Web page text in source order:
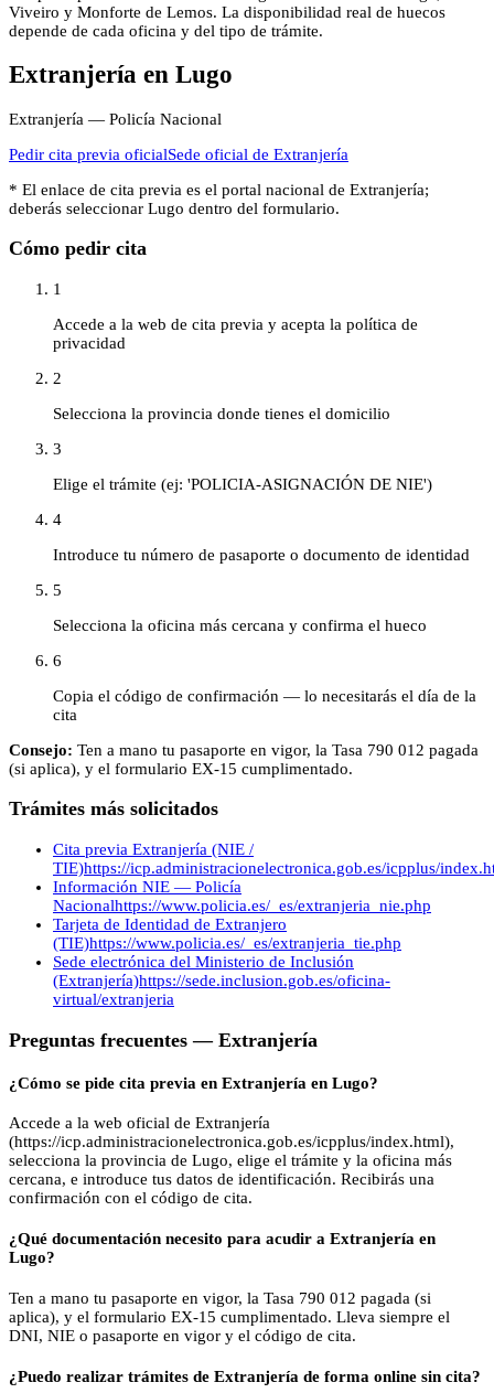
Viveiro y Monforte de Lemos. La disponibilidad real de huecos
depende de cada oficina y del tipo de trámite.
Extranjería en Lugo
Extranjería — Policía Nacional
Pedir cita previa oficialSede oficial de Extranjería
* El enlace de cita previa es el portal nacional de Extranjería;
deberás seleccionar Lugo dentro del formulario.
Cómo pedir cita
1
Accede a la web de cita previa y acepta la política de
privacidad
2
Selecciona la provincia donde tienes el domicilio
3
Elige el trámite (ej: 'POLICIA-ASIGNACIÓN DE NIE')
4
Introduce tu número de pasaporte o documento de identidad
5
Selecciona la oficina más cercana y confirma el hueco
6
Copia el código de confirmación — lo necesitarás el día de la
cita
Consejo: Ten a mano tu pasaporte en vigor, la Tasa 790 012 pagada
(si aplica), y el formulario EX-15 cumplimentado.
Trámites más solicitados
Cita previa Extranjería (NIE /
TIE)https://icp.administracionelectronica.gob.es/icpplus/
Información NIE — Policía
Nacionalhttps://www.policia.es/_es/extranjeria_nie.php
Tarjeta de Identidad de Extranjero
(TIE)https://www.policia.es/_es/extranjeria_tie.php
Sede electrónica del Ministerio de Inclusión
(Extranjería)https://sede.inclusion.gob.es/oficina-
virtual/extranjeria
Preguntas frecuentes — Extranjería
¿Cómo se pide cita previa en Extranjería en Lugo?
Accede a la web oficial de Extranjería
(https://icp.administracionelectronica.gob.es/icpplus/index.html),
selecciona la provincia de Lugo, elige el trámite y la oficina más
cercana, e introduce tus datos de identificación. Recibirás una
confirmación con el código de cita.
¿Qué documentación necesito para acudir a Extranjería en
Lugo?
Ten a mano tu pasaporte en vigor, la Tasa 790 012 pagada (si
aplica), y el formulario EX-15 cumplimentado. Lleva siempre el
DNI, NIE o pasaporte en vigor y el código de cita.
¿Puedo realizar trámites de Extranjería de forma online sin cita?